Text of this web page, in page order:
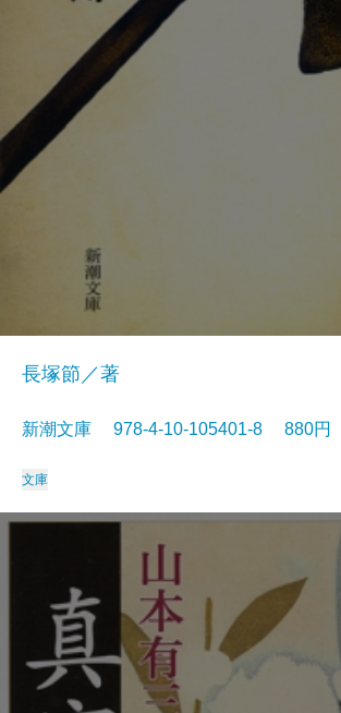
長塚節／著
新潮文庫 978-4-10-105401-8 880円
文庫